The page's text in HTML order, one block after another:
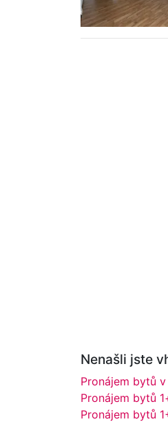
Nenašli jste
Pronájem bytů
Pronájem bytů
Pronájem bytů